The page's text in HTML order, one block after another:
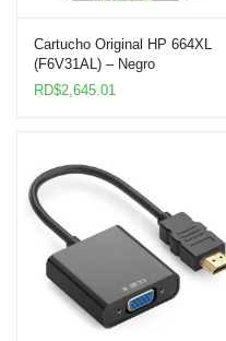
Cartucho Original HP 664XL
(F6V31AL) – Negro
RD$2,645.01